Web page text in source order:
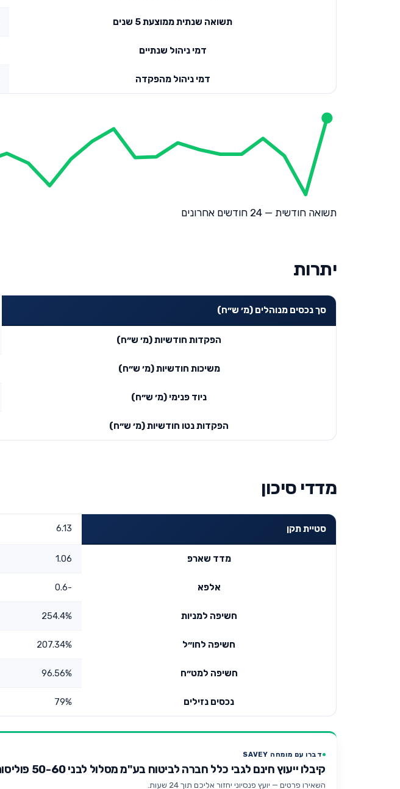
תשואה שנתית ממוצעת 5 שנים
דמי ניהול שנתיים
דמי ניהול מהפקדה
תשואה חודשית — 24 חודשים אחרונים
יתרות
סך נכסים מנוהלים (מ׳ ש״ח)
הפקדות חודשיות (מ׳ ש״ח)
משיכות חודשיות (מ׳ ש״ח)
ניוד פנימי (מ׳ ש״ח)
הפקדות נטו חודשיות (מ׳ ש״ח)
מדדי סיכון
סטיית תקן 6.13
מדד שארפ 1.06
אלפא -0.6
חשיפה למניות 254.4%
חשיפה לחו״ל 207.34%
חשיפה למט״ח 96.56%
נכסים נזילים 79%
דברו עם מומחה SAVEY
קיבלו ייעוץ חינם לגבי כלל חברה לביטוח בע"מ מסלול לבני 50-60 פוליסות לפני 2004
השאירו פרטים — יועץ פנסיוני יחזור אליכם תוך 24 שעות.